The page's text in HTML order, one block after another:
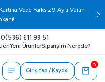
Vade Farksız 9 Ay'a Varan
0(536) 611 99 51
Yeni ÜrünlerSiparişim Nerede?
Giriş Yap / Kaydol
0